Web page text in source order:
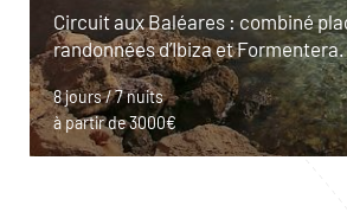
Circuit aux Baléares : combiné
randonnées d’Ibiza et Formentera.
8 jours / 7 nuits
à partir de 3000€